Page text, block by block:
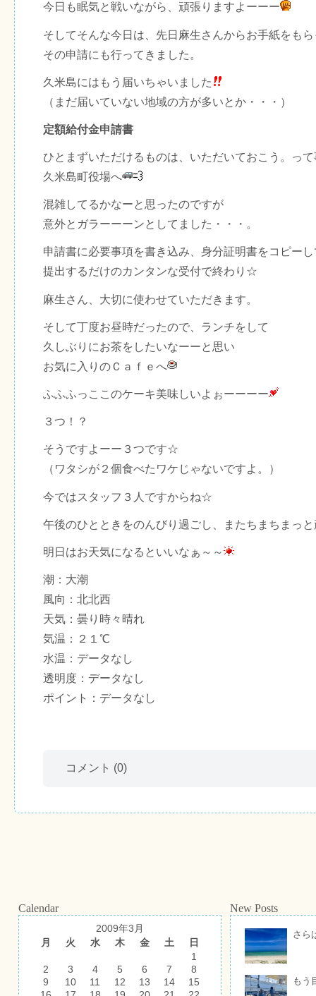
今日も眠気と戦いながら、頑張りますよーーー
そしてそんな今日は、先日麻生さんからお手紙をも
その申請にも行ってきました。
久米島にはもう届いちゃいました
（まだ届いていない地域の方が多いとか・・・）
定額給付金申請書
ひとまずいただけるものは、いただいておこう。っ
久米島町役場へ
混雑してるかなーと思ったのですが
意外とガラーーーンとしてました・・・。
申請書に必要事項を書き込み、身分証明書をコピーし
提出するだけのカンタンな受付で終わり☆
麻生さん、大切に使わせていただきます。
そして丁度お昼時だったので、ランチをして
久しぶりにお茶をしたいなーーと思い
お気に入りのＣａｆｅへ
ふふふっここのケーキ美味しいよぉーーーー
３つ！？
そうですよーー３つです☆
（ワタシが２個食べたワケじゃないですよ。）
今ではスタッフ３人ですからね☆
午後のひとときをのんびり過ごし、またちまちまっ
明日はお天気になるといいなぁ～～
潮：大潮
風向：北北西
天気：曇り時々晴れ
気温：２１℃
水温：データなし
透明度：データなし
ポイント：データなし
コメント (0)
Calendar
2009年3月
月
火 水 木 金 土
日
1
2
3 4 5 6 7
8
9
10 11 12 13 14
15
New Posts
さら
もう